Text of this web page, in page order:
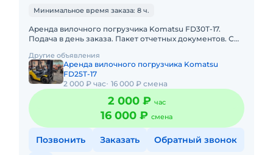
Минимальное время заказа: 8 ч.
Аренда вилочного погрузчика Komatsu FD30T-17.
Подача в день заказа. Пакет отчетных документов. С
Долгосрочная аренда.
Другие объявления
Аренда вилочного погрузчика Komatsu
FD25T-17
2 000 ₽ час
16 000 ₽ смена
2 000 ₽ час
16 000 ₽ смена
Позвонить Заказать Обратный звонок